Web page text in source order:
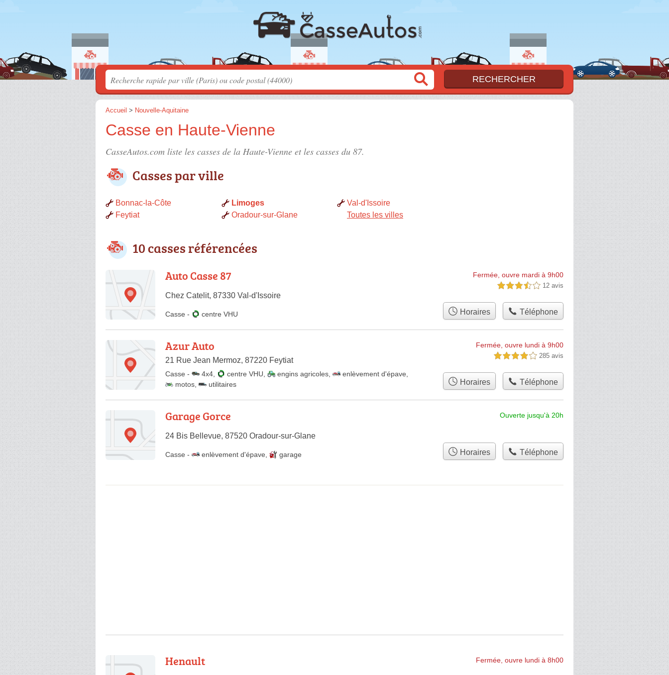
Accueil > Nouvelle-Aquitaine
Casse en Haute-Vienne
CasseAutos.com liste les casses de la Haute-Vienne et les casses du 87.
Casses par ville
Bonnac-la-Côte
Feytiat
Limoges
Oradour-sur-Glane
Val-d'Issoire
Toutes les villes
10 casses référencées
Auto Casse 87
Chez Catelit, 87330 Val-d'Issoire
Fermée, ouvre mardi à 9h00
3,5 étoiles sur 5 12 avis
Casse - centre VHU Horaires Téléphone
Azur Auto
21 Rue Jean Mermoz, 87220 Feytiat
Fermée, ouvre lundi à 9h00
4,0 étoiles sur 5 285 avis
Casse - 4x4 centre VHU engins agricoles enlèvement d'épave
motos
utilitaires Horaires Téléphone
Garage Gorce
24 Bis Bellevue, 87520 Oradour-sur-Glane
Ouverte jusqu'à 20h
Casse - enlèvement d'épave garage Horaires Téléphone
Henault Fermée, ouvre lundi à 8h00